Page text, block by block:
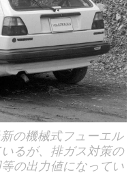
の機械式フューエル
るが、排ガス対策の
の出力値になってい